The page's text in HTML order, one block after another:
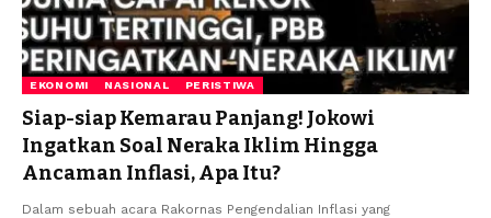
EKONOMI NASIONAL PERISTIWA
Siap-siap Kemarau Panjang! Jokowi
Ingatkan Soal Neraka Iklim Hingga
Ancaman Inflasi, Apa Itu?
Dalam sebuah acara Rakornas Pengendalian Inflasi yang